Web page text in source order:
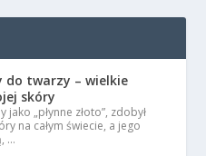
do twarzy – wielkie
skóry
jako „płynne złoto”, zdobył
na całym świecie, a jego
…